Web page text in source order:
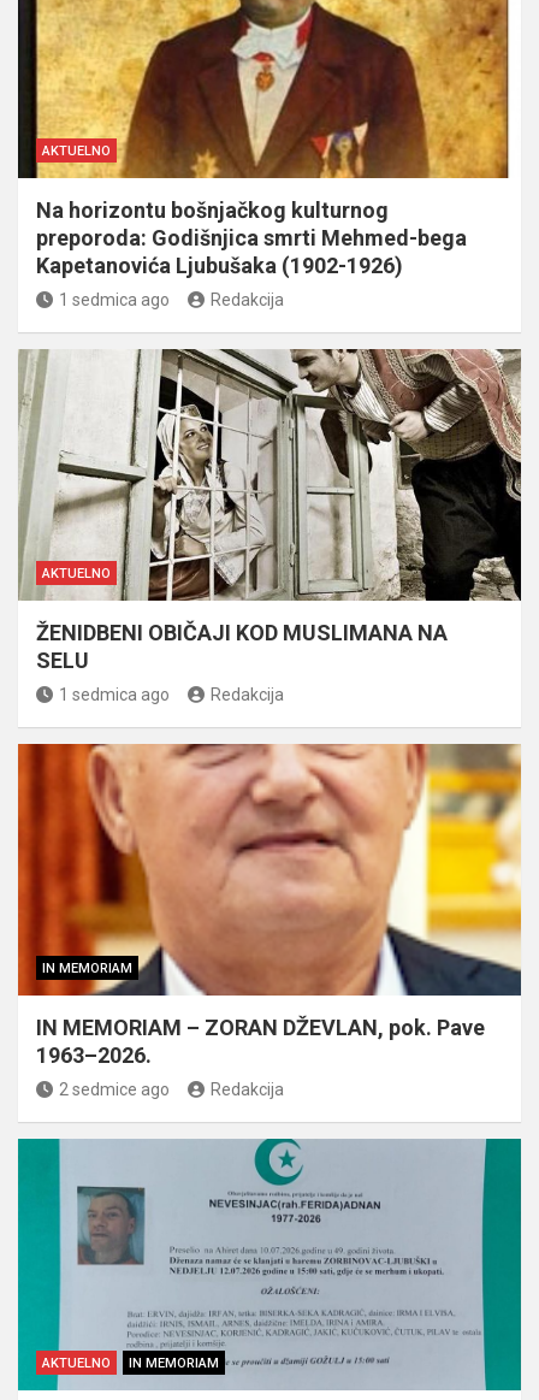
AKTUELNO
Na horizontu bošnjačkog kulturnog
preporoda: Godišnjica smrti Mehmed-bega
Kapetanovića Ljubušaka (1902-1926)
1 sedmica ago Redakcija
AKTUELNO
ŽENIDBENI OBIČAJI KOD MUSLIMANA NA
SELU
1 sedmica ago Redakcija
IN MEMORIAM
IN MEMORIAM – ZORAN DŽEVLAN, pok. Pave
1963–2026.
2 sedmice ago Redakcija
AKTUELNO IN MEMORIAM